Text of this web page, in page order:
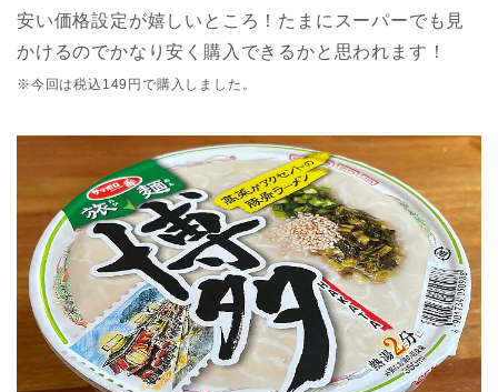
安い価格設定が嬉しいところ！たまにスーパーでも見
かけるのでかなり安く購入できるかと思われます！
※今回は税込149円で購入しました。